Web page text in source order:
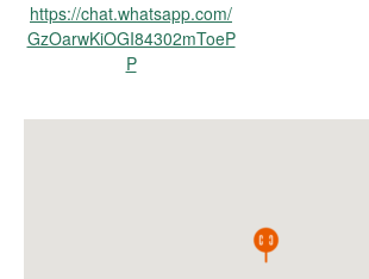
https://chat.whatsapp.com/
GzOarwKiOGI84302mToeP
P